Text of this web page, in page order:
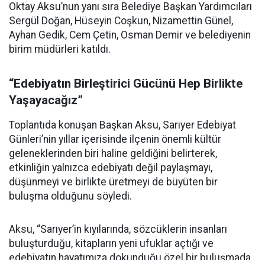
Oktay Aksu’nun yanı sıra Belediye Başkan Yardımcıları
Sergül Doğan, Hüseyin Coşkun, Nizamettin Günel,
Ayhan Gedik, Cem Çetin, Osman Demir ve belediyenin
birim müdürleri katıldı.
“Edebiyatın Birleştirici Gücünü Hep Birlikte
Yaşayacağız”
Toplantıda konuşan Başkan Aksu, Sarıyer Edebiyat
Günleri’nin yıllar içerisinde ilçenin önemli kültür
geleneklerinden biri haline geldiğini belirterek,
etkinliğin yalnızca edebiyatı değil paylaşmayı,
düşünmeyi ve birlikte üretmeyi de büyüten bir
buluşma olduğunu söyledi.
Aksu, “Sarıyer’in kıyılarında, sözcüklerin insanları
buluşturduğu, kitapların yeni ufuklar açtığı ve